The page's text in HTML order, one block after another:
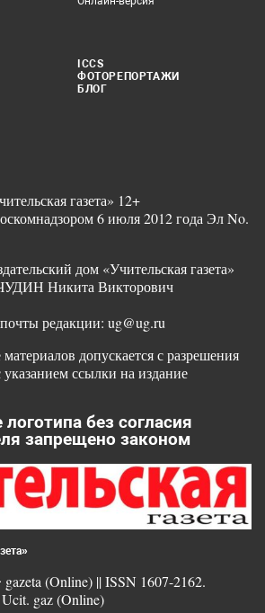
ICCS
ФОТОРЕПОРТАЖИ
БЛОГ
газета» 12+
6 июля 2012 года Эл No.
дом «Учительская газета»
Никита Викторович
редакции: ug@ug.ru
допускается с разрешения
указанием ссылки на издание
без согласия
запрещено законом
(Online) || ISSN 1607-2162.
gaz (Online)